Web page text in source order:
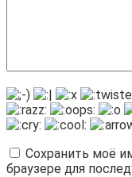
Сохранить моё
браузере для